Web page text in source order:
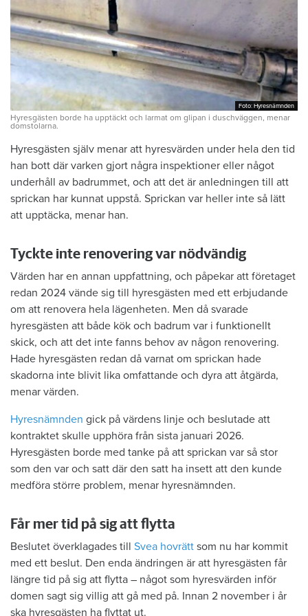
Foto: Hyresnämnden
Foto: Hyresnämnden
Hyresgästen borde ha upptäckt och larmat om glipan i duschväggen, menar
domstolarna.
Hyresgästen själv menar att hyresvärden under hela den tid
han bott där varken gjort några inspektioner eller något
underhåll av badrummet, och att det är anledningen till att
sprickan har kunnat uppstå. Sprickan var heller inte så lätt
att upptäcka, menar han.
Tyckte inte renovering var nödvändig
Värden har en annan uppfattning, och påpekar att företaget
redan 2024 vände sig till hyresgästen med ett erbjudande
om att renovera hela lägenheten. Men då svarade
hyresgästen att både kök och badrum var i funktionellt
skick, och att det inte fanns behov av någon renovering.
Hade hyresgästen redan då varnat om sprickan hade
skadorna inte blivit lika omfattande och dyra att åtgärda,
menar värden.
Hyresnämnden gick på värdens linje och beslutade att
kontraktet skulle upphöra från sista januari 2026.
Hyresgästen borde med tanke på att sprickan var så stor
som den var och satt där den satt ha insett att den kunde
medföra större problem, menar hyresnämnden.
Får mer tid på sig att flytta
Beslutet överklagades till Svea hovrätt som nu har kommit
med ett beslut. Den enda ändringen är att hyresgästen får
längre tid på sig att flytta – något som hyresvärden inför
domen sagt sig villig att gå med på. Innan 2 november i år
ska hyresgästen ha flyttat ut.